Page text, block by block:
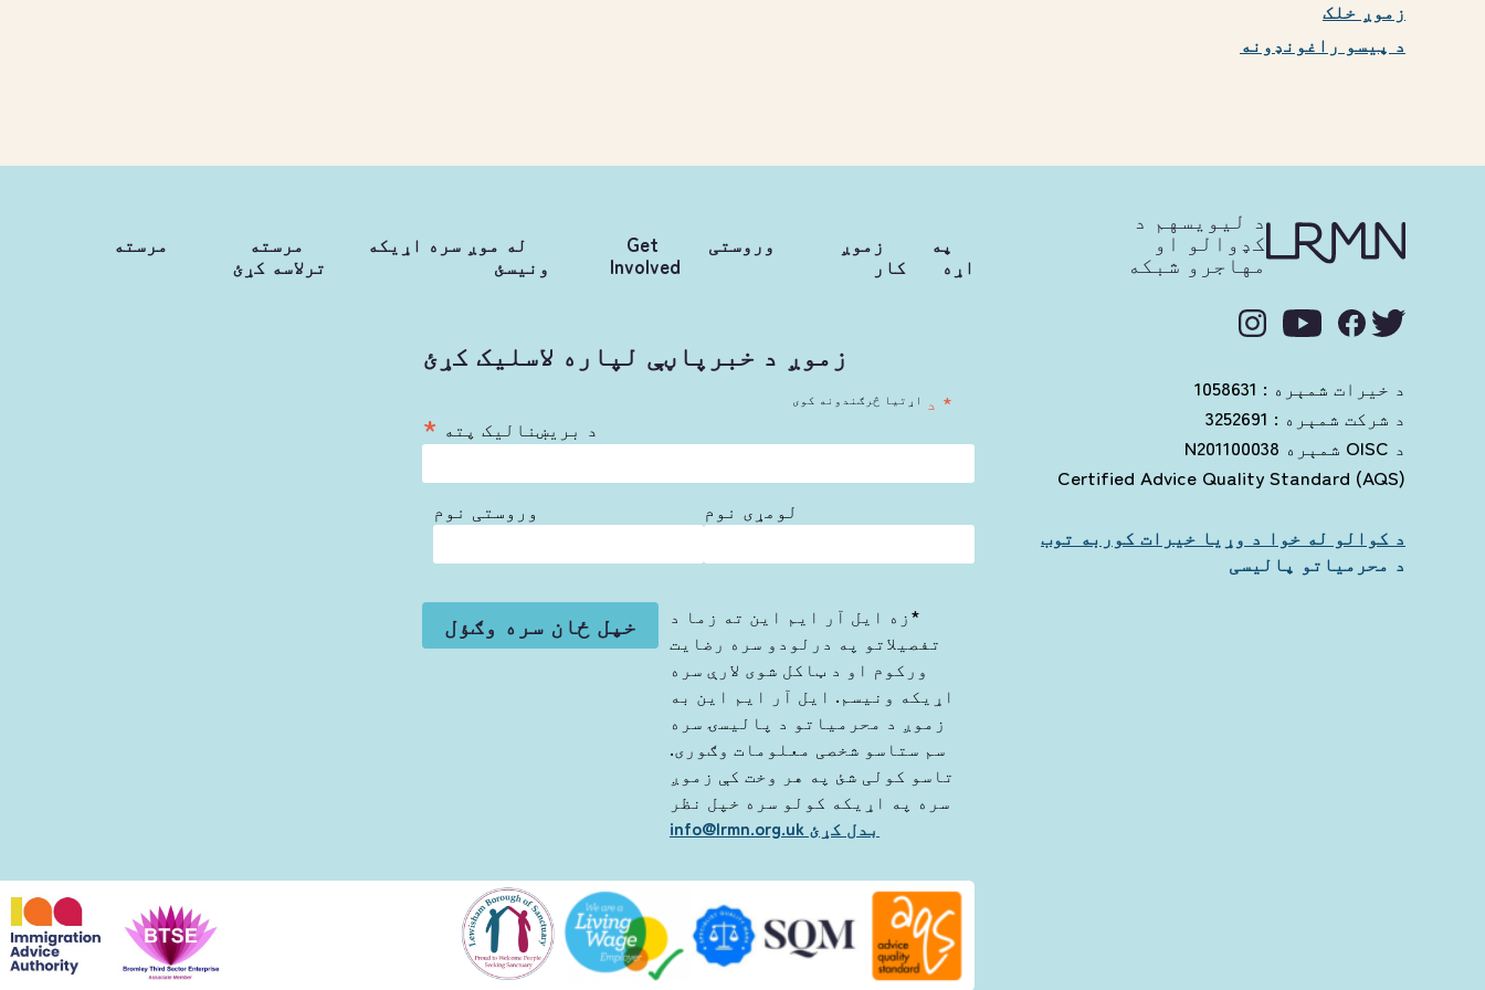
زموږ خلک
د پیسو راغونډونه
د لیویسهم د
کډوالو او
مهاجرو شبکه
د خیرات شمېره : 1058631
د شرکت شمېره : 3252691
د OISC شمېره N201100038
Certified Advice Quality Standard (AQS)
د کوالو له خوا د وړیا خیرات کوربه توب
د محرمیاتو پالیسی
په
اړه
زموږ
کار
وروستی
Get
Involved
له موږ سره اړیکه
ونیسئ
مرسته
ترلاسه کړئ
مرسته
زموږ د خبرپاڼې لپاره لاسلیک کړئ
* د اړتیا څرګندونه کوی
د بریښنالیک پته *
لومړی نوم وروستی نوم
*زه ایل آر ایم این ته زما د
تفصیلاتو په درلودو سره رضایت
ورکوم او د ټاکل شوی لارې سره
اړیکه ونیسم. ایل آر ایم این به
زموږ د محرمیاتو د پالیسۍ سره
سم ستاسو شخصی معلومات وګوری.
تاسو کولی شئ په هر وخت کې زموږ
سره په اړیکه کولو سره خپل نظر
بدل کړئ info@lrmn.org.uk